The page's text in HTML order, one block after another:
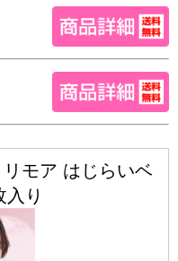
モア はじらいベ
入り